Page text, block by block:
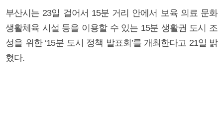
부산시는 23일 걸어서 15분 거리 안에서 보육 의료 문화
생활체육 시설 등을 이용할 수 있는 15분 생활권 도시 조
성을 위한 ‘15분 도시 정책 발표회’를 개최한다고 21일 밝
혔다.